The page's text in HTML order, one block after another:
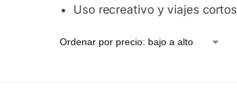
Uso recreativo y viajes cortos